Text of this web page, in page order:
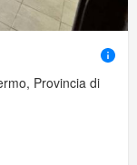
Provincia di